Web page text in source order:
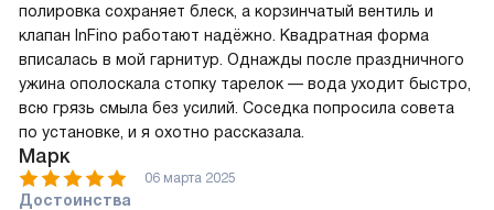
полировка сохраняет блеск, а корзинчатый вентиль и
клапан InFino работают надёжно. Квадратная форма
вписалась в мой гарнитур. Однажды после праздничного
ужина ополоскала стопку тарелок — вода уходит быстро,
всю грязь смыла без усилий. Соседка попросила совета
по установке, и я охотно рассказала.
Марк
06 марта 2025
Достоинства